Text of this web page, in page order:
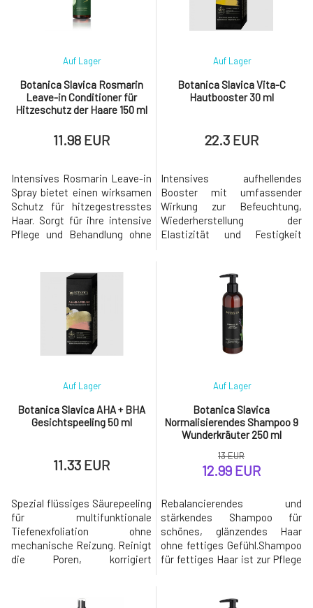
dem Haar eine umfassende
Pflege und ist für die
von uns kennt sie und wir
wissen auch gut, wie sehr sie
den Tag unangenehm machen
Botanica Slavica Rosmarin
Leave-in Conditioner für
Hitzeschutz der Haare 150 ml
Auf Lager
11.98 EUR
Intensives Rosmarin Leave-in
Spray bietet einen wirksamen
Schutz für hitzegestresstes
Haar. Sorgt für ihre intensive
Pflege und Behandlung ohne
Hitzestyling - unterstützt die
Gesundheit von Haar und
Kopfhaut durch Tiefenpflege
in geschädigten Schichten -
reduziert Frizz und fliegende
Botanica Slavica Vita-C
Hautbooster 30 ml
Auf Lager
22.3 EUR
Intensives aufhellendes
Booster mit umfassender
Wirkung zur Befeuchtung,
Wiederherstellung der
Elastizität und Festigkeit
mit Tetrahexyldecyl Ascorbat,
Astaxanthin und Bisabolol.
konzentrierte antioxidative
Formel zur Aufhellung tiefe
Erneuerung, Schutz der Haut
vor photooxidat
Botanica Slavica AHA + BHA
Gesichtspeeling 50 ml
Auf Lager
11.33 EUR
Spezial flüssiges Säurepeeling
für multifunktionale
Tiefenexfoliation ohne
mechanische Reizung. Reinigt
die Poren, korrigiert
erneuert intensiv und bringt
Botanica Slavica
Normalisierendes Shampoo 9
Wunderkräuter 250 ml
Auf Lager
13 EUR
12.99 EUR
Rebalancierendes und
stärkendes Shampoo für
schönes, glänzendes Haar
ohne fettiges Gefühl.Shampoo
für fettiges Haar ist zur Pflege
übermäßiger Talgproduktion